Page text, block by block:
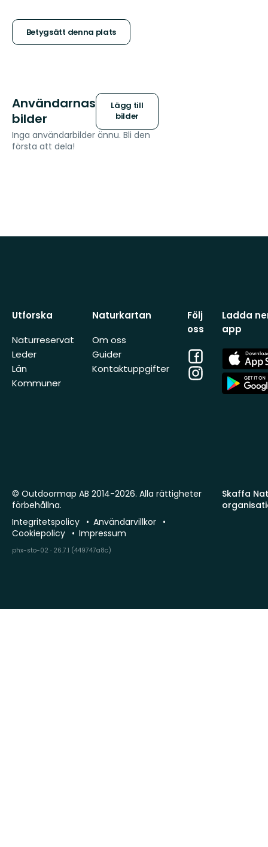
stjärnor
Betygsätt denna plats
Användarnas
bilder
Lägg till
bilder
Inga användarbilder ännu. Bli den
första att dela!
Utforska
Naturreservat
Leder
Län
Kommuner
Naturkartan
Om oss
Guider
Kontaktuppgifter
Följ
oss
Facebook
Instagram
Ladda
app
App
Store
App
Store
Skaffa
© Outdoormap AB 2014-2026. Alla rättigheter
förbehållna.
Integritetspolicy
Användarvillkor
Cookiepolicy
Impressum
phx-sto-02 · 26.7.1 (449747a8c)